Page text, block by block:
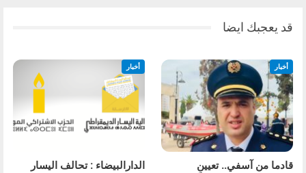
قد يعجبك ايضا
أخبار
قادما من آسفي.. تعيين
أخبار
الدارالبيضاء : تحالف اليسار